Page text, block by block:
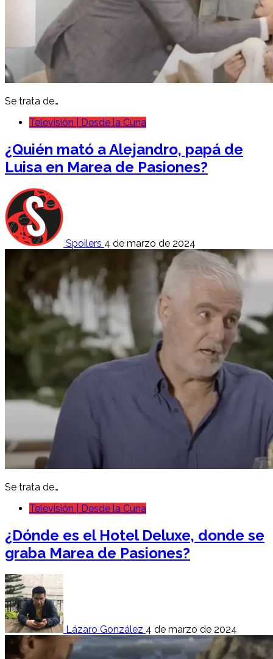
Se trata de…
Televisión | Desde la Cuna
¿Quién mató a Alejandro, papá de
Luisa en Marea de Pasiones?
Spoilers 4 de marzo de 2024
Se trata de…
Televisión | Desde la Cuna
¿Dónde es el Hotel Deluxe, donde se
graba Marea de Pasiones?
Lázaro González 4 de marzo de 2024